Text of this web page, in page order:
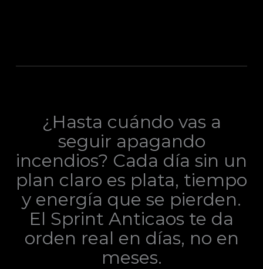
¿Hasta cuándo vas a
seguir apagando
incendios? Cada día sin un
plan claro es plata, tiempo
y energía que se pierden.
El Sprint Anticaos te da
orden real en días, no en
meses.